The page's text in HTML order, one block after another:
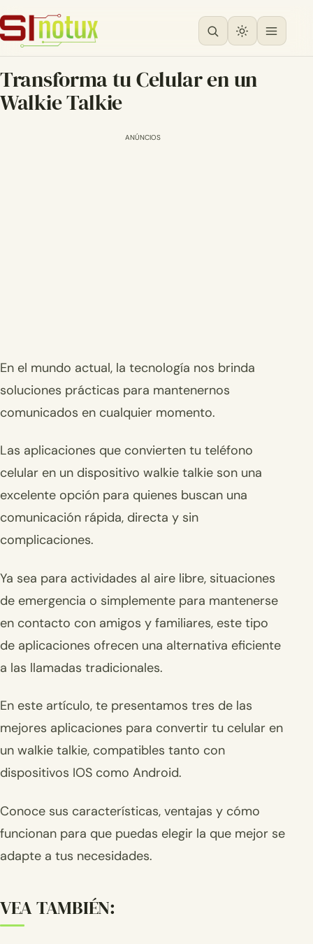
Transforma tu Celular en un
Walkie Talkie
ANÚNCIOS
En el mundo actual, la tecnología nos brinda
soluciones prácticas para mantenernos
comunicados en cualquier momento.
Las aplicaciones que convierten tu teléfono
celular en un dispositivo walkie talkie son una
excelente opción para quienes buscan una
comunicación rápida, directa y sin
complicaciones.
Ya sea para actividades al aire libre, situaciones
de emergencia o simplemente para mantenerse
en contacto con amigos y familiares, este tipo
de aplicaciones ofrecen una alternativa eficiente
a las llamadas tradicionales.
En este artículo, te presentamos tres de las
mejores aplicaciones para convertir tu celular en
un walkie talkie, compatibles tanto con
dispositivos IOS como Android.
Conoce sus características, ventajas y cómo
funcionan para que puedas elegir la que mejor se
adapte a tus necesidades.
VEA TAMBIÉN: